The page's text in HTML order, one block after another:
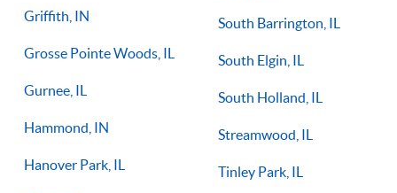
Griffith, IN
Grosse Pointe Woods, IL
Gurnee, IL
Hammond, IN
Hanover Park, IL
South Barrington, IL
South Elgin, IL
South Holland, IL
Streamwood, IL
Tinley Park, IL